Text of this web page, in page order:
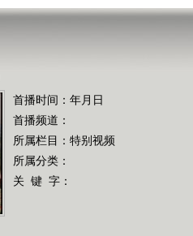
首播时间：年月日
首播频道：
所属栏目： 特别视频
所属分类：
关 键 字：